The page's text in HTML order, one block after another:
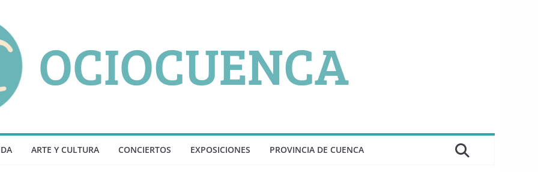
ARTE Y CULTURA CONCIERTOS EXPOSICIONES PROVINCIA DE CUENCA